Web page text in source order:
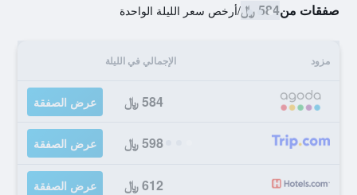
صفقات من584 ﷼ /أرخص سعر الليلة الواحدة
مزود الإجمالي في الليلة
584 ﷼ عرض الصفقة
598 ﷼ عرض الصفقة
612 ﷼ عرض الصفقة